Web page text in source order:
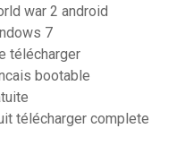
war 2 android
7
télécharger
bootable
télécharger complete